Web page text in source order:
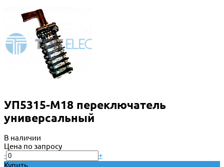
УП5315-М18 переключатель
универсальный
В наличии
Цена по запросу
-
+